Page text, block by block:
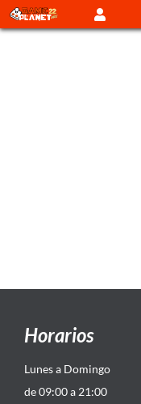
Horarios
Lunes a Domingo
de 09:00 a 21:00